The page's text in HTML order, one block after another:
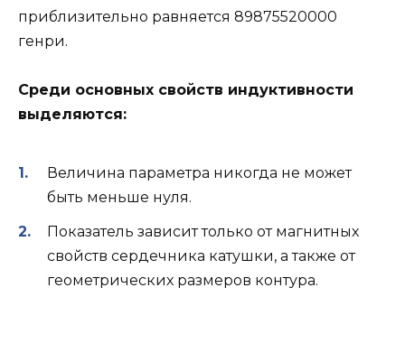
приблизительно равняется 89875520000
генри.
Среди основных свойств индуктивности
выделяются:
Величина параметра никогда не может
быть меньше нуля.
Показатель зависит только от магнитных
свойств сердечника катушки, а также от
геометрических размеров контура.